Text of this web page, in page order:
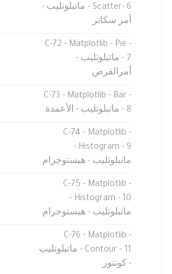
Scatter- 6 - ماتبلوتليب -
أمر سكاتر
C-72 - Matplotlib - Pie -
7 - ماتبلوتليب -
أمرالقرص
C-73 - Matplotlib - Bar -
8 - ماتبلوتليب - الأعمدة
C-74 - Matplotlib -
Histogram - 9 -
ماتبلوتليب - هيستوجرام
C-75 - Matplotlib -
Histogram - 10 -
ماتبلوتليب - هيستوجرام
C-76 - Matplotlib -
Contour - 11 - ماتبلوتليب
- كونتور